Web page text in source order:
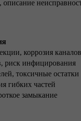
коррозия каналов
риск инфицирования
токсичные остатки
гибких частей
замыкание